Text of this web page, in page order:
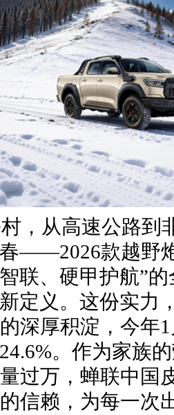
，从高速公路到
——2026款越野
联、硬甲护航”
定义。这份实力
深厚积淀，今年
。作为家族
过万，蝉联中国
信赖，为每一次